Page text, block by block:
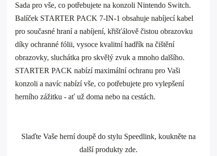
Sada pro vše, co potřebujete na konzoli Nintendo Switch.
Balíček STARTER PACK 7-IN-1 obsahuje nabíjecí kabel
pro současné hraní a nabíjení, křišťálově čistou obrazovku
díky ochranné fólii, vysoce kvalitní hadřík na čištění
obrazovky, sluchátka pro skvělý zvuk a mnoho dalšího.
STARTER PACK nabízí maximální ochranu pro Vaši
konzoli a navíc nabízí vše, co potřebujete pro vylepšení
herního zážitku - ať už doma nebo na cestách.
Slaďte Vaše herní doupě do stylu Speedlink, koukněte na
další produkty zde.